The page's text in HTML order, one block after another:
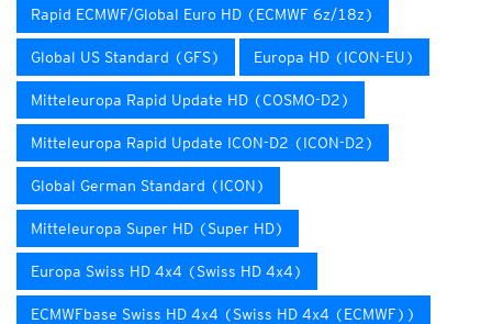
Rapid ECMWF/Global Euro HD (ECMWF 6z/18z)
Global US Standard (GFS) Europa HD (ICON-EU)
Mitteleuropa Rapid Update HD (COSMO-D2)
Mitteleuropa Rapid Update ICON-D2 (ICON-D2)
Global German Standard (ICON)
Mitteleuropa Super HD (Super HD)
Europa Swiss HD 4x4 (Swiss HD 4x4)
ECMWFbase Swiss HD 4x4 (Swiss HD 4x4 (ECMWF))